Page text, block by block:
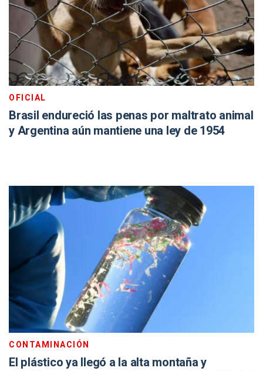
OFICIAL
Brasil endureció las penas por maltrato animal
y Argentina aún mantiene una ley de 1954
CONTAMINACIÓN
El plástico ya llegó a la alta montaña y